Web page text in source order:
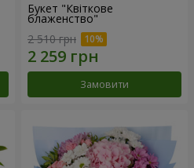
Букет "Квіткове
блаженство"
2 510 грн
Замовити